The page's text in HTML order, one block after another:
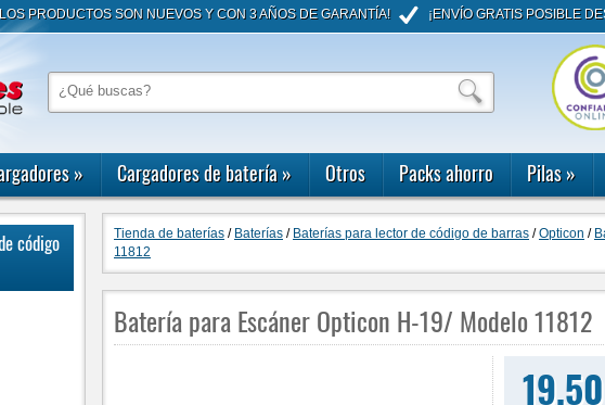
PRODUCTOS SON NUEVOS Y CON 3 AÑOS DE GARANTÍA! ¡ENVÍO GRATIS POSIBLE
» Cargadores de batería» Otros Packs ahorro Pilas»
código
Tienda de baterías / Baterías / Baterías para lector de código de barras /Opticon /
11812
Batería para Escáner Opticon H-19/ Modelo 11812